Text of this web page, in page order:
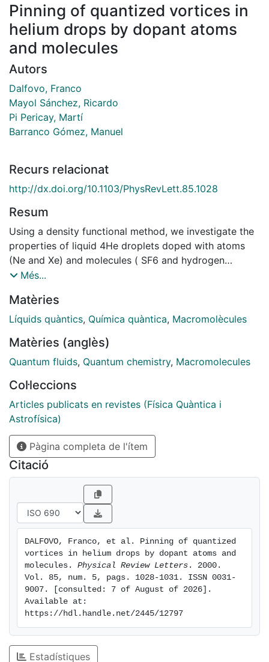
Pinning of quantized vortices in
helium drops by dopant atoms
and molecules
Autors
Dalfovo, Franco
Mayol Sánchez, Ricardo
Pi Pericay, Martí
Barranco Gómez, Manuel
Recurs relacionat
http://dx.doi.org/10.1103/PhysRevLett.85.1028
Resum
Using a density functional method, we investigate the
properties of liquid 4He droplets doped with atoms
(Ne and Xe) and molecules ( SF6 and hydrogen
cyanide). We consider the case of droplets having a
formula is proposed that accurately describes the
total energy of the complex and allows one to
For a given impurity, we find that the formation of a
dopant+vortex+4HeN complex is energetically
the possibility to observe quantized vortices in helium
droplets by means of spectroscopic techniques.
Més...
Matèries
Líquids quàntics, Química quàntica, Macromolècules
Matèries (anglès)
Quantum fluids, Quantum chemistry, Macromolecules
Col·leccions
Articles publicats en revistes (Física Quàntica i
Astrofísica)
Pàgina completa de l'ítem
Citació
DALFOVO, Franco, et al. Pinning of quantized
vortices in helium drops by dopant atoms and
molecules. Physical Review Letters . 2000.
Vol. 85, num. 5, pags. 1028-1031. ISSN 0031-
9007. [consulted: 7 of August of 2026].
Available at:
https://hdl.handle.net/2445/12797
Estadístiques